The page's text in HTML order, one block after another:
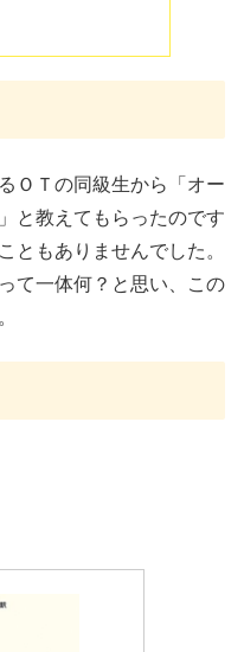
ＯＴの同級生から「オー
と教えてもらったのです
ともありませんでした。
て一体何？と思い、この